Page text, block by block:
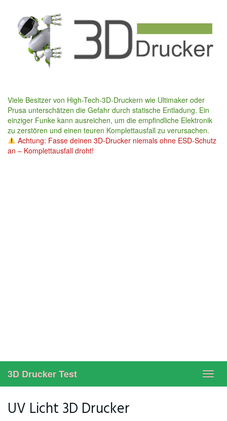
content
Viele Besitzer von High-Tech-3D-Druckern wie Ultimaker oder
Prusa unterschätzen die Gefahr durch statische Entladung. Ein
einziger Funke kann ausreichen, um die empfindliche Elektronik
zu zerstören und einen teuren Komplettausfall zu verursachen.
Achtung: Fasse deinen 3D-Drucker niemals ohne ESD-Schutz
an – Komplettausfall droht!
3D Drucker Test
UV Licht 3D Drucker